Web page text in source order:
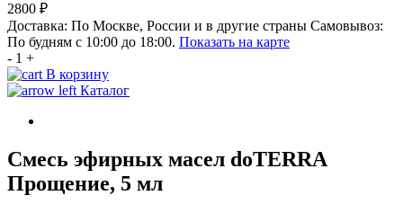
2800 ₽
Доставка: По Москве, России и в другие страны Самовывоз:
По будням с 10:00 до 18:00. Показать на карте
- 1 +
В корзину
Каталог
Смесь эфирных масел doTERRA
Прощение, 5 мл